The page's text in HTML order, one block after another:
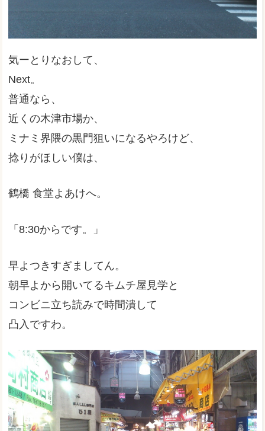
気ーとりなおして、
Next。
普通なら、
近くの木津市場か、
ミナミ界隈の黒門狙いになるやろけど、
捻りがほしい僕は、
鶴橋 食堂よあけへ。
「8:30からです。」
早よつきすぎましてん。
朝早よから開いてるキムチ屋見学と
コンビニ立ち読みで時間潰して
凸入ですわ。